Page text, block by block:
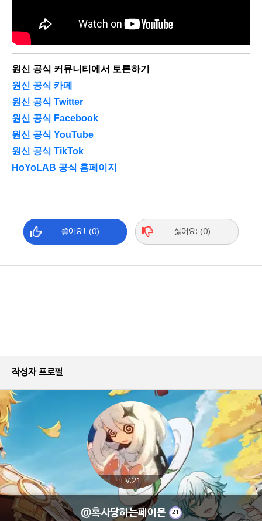
원신 공식 커뮤니티에서 토론하기
원신 공식 카페
원신 공식 Twitter
원신 공식 Facebook
원신 공식 YouTube
원신 공식 TikTok
HoYoLAB 공식 홈페이지
좋아요! (0) 싫어요; (0)
작성자 프로필
LV.21
@혹사당하는페이몬 21